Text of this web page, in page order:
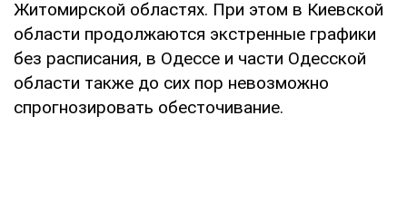
Житомирской областях. При этом в Киевской
области продолжаются экстренные графики
без расписания, в Одессе и части Одесской
области также до сих пор невозможно
спрогнозировать обесточивание.